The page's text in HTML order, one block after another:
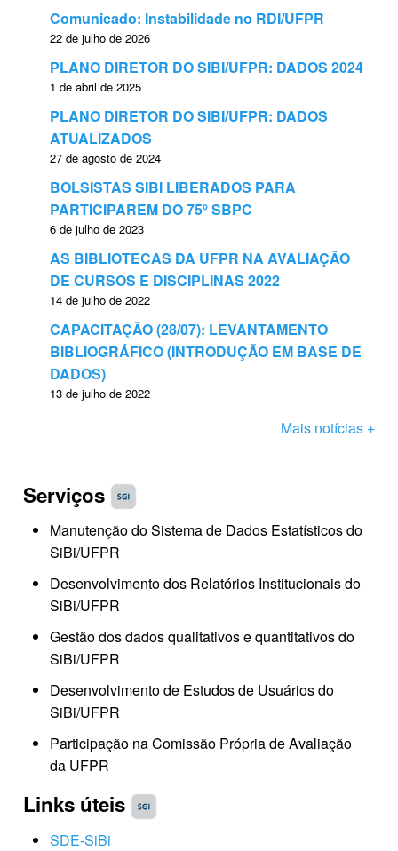
Comunicado: Instabilidade no RDI/UFPR
22 de julho de 2026
PLANO DIRETOR DO SIBI/UFPR: DADOS 2024
1 de abril de 2025
PLANO DIRETOR DO SIBI/UFPR: DADOS
ATUALIZADOS
27 de agosto de 2024
BOLSISTAS SIBI LIBERADOS PARA
PARTICIPAREM DO 75º SBPC
6 de julho de 2023
AS BIBLIOTECAS DA UFPR NA AVALIAÇÃO
DE CURSOS E DISCIPLINAS 2022
14 de julho de 2022
CAPACITAÇÃO (28/07): LEVANTAMENTO
BIBLIOGRÁFICO (INTRODUÇÃO EM BASE DE
DADOS)
13 de julho de 2022
Mais notícias +
Serviços
Manutenção do Sistema de Dados Estatísticos do
SiBi/UFPR
Desenvolvimento dos Relatórios Institucionais do
SiBi/UFPR
Gestão dos dados qualitativos e quantitativos do
SiBi/UFPR
Desenvolvimento de Estudos de Usuários do
SiBi/UFPR
Participação na Comissão Própria de Avaliação
da UFPR
Links úteis
SDE-SiBi